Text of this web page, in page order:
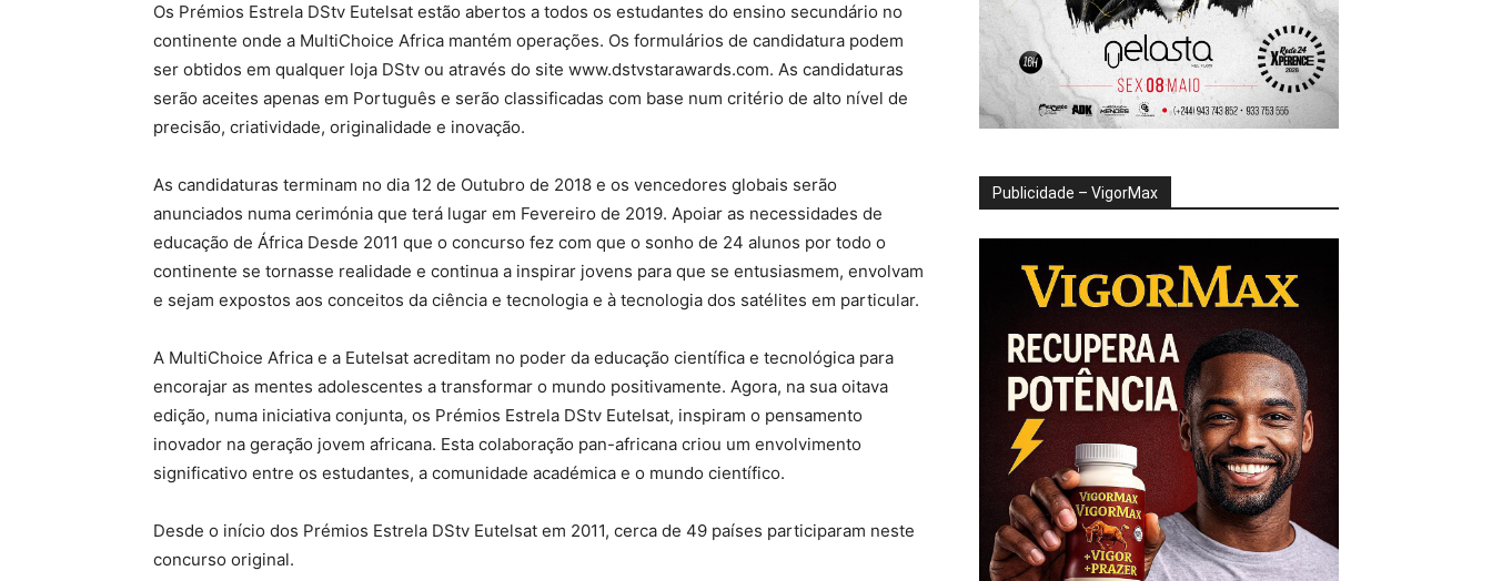
Os Prémios Estrela DStv Eutelsat estão abertos a todos os estudantes do ensino secundário no
continente onde a MultiChoice Africa mantém operações. Os formulários de candidatura podem
ser obtidos em qualquer loja DStv ou através do site www.dstvstarawards.com. As candidaturas
serão aceites apenas em Português e serão classificadas com base num critério de alto nível de
precisão, criatividade, originalidade e inovação.
As candidaturas terminam no dia 12 de Outubro de 2018 e os vencedores globais serão
anunciados numa cerimónia que terá lugar em Fevereiro de 2019. Apoiar as necessidades de
educação de África Desde 2011 que o concurso fez com que o sonho de 24 alunos por todo o
continente se tornasse realidade e continua a inspirar jovens para que se entusiasmem, envolvam
e sejam expostos aos conceitos da ciência e tecnologia e à tecnologia dos satélites em particular.
A MultiChoice Africa e a Eutelsat acreditam no poder da educação científica e tecnológica para
encorajar as mentes adolescentes a transformar o mundo positivamente. Agora, na sua oitava
edição, numa iniciativa conjunta, os Prémios Estrela DStv Eutelsat, inspiram o pensamento
inovador na geração jovem africana. Esta colaboração pan-africana criou um envolvimento
significativo entre os estudantes, a comunidade académica e o mundo científico.
Desde o início dos Prémios Estrela DStv Eutelsat em 2011, cerca de 49 países participaram neste
concurso original.
Publicidade – VigorMax